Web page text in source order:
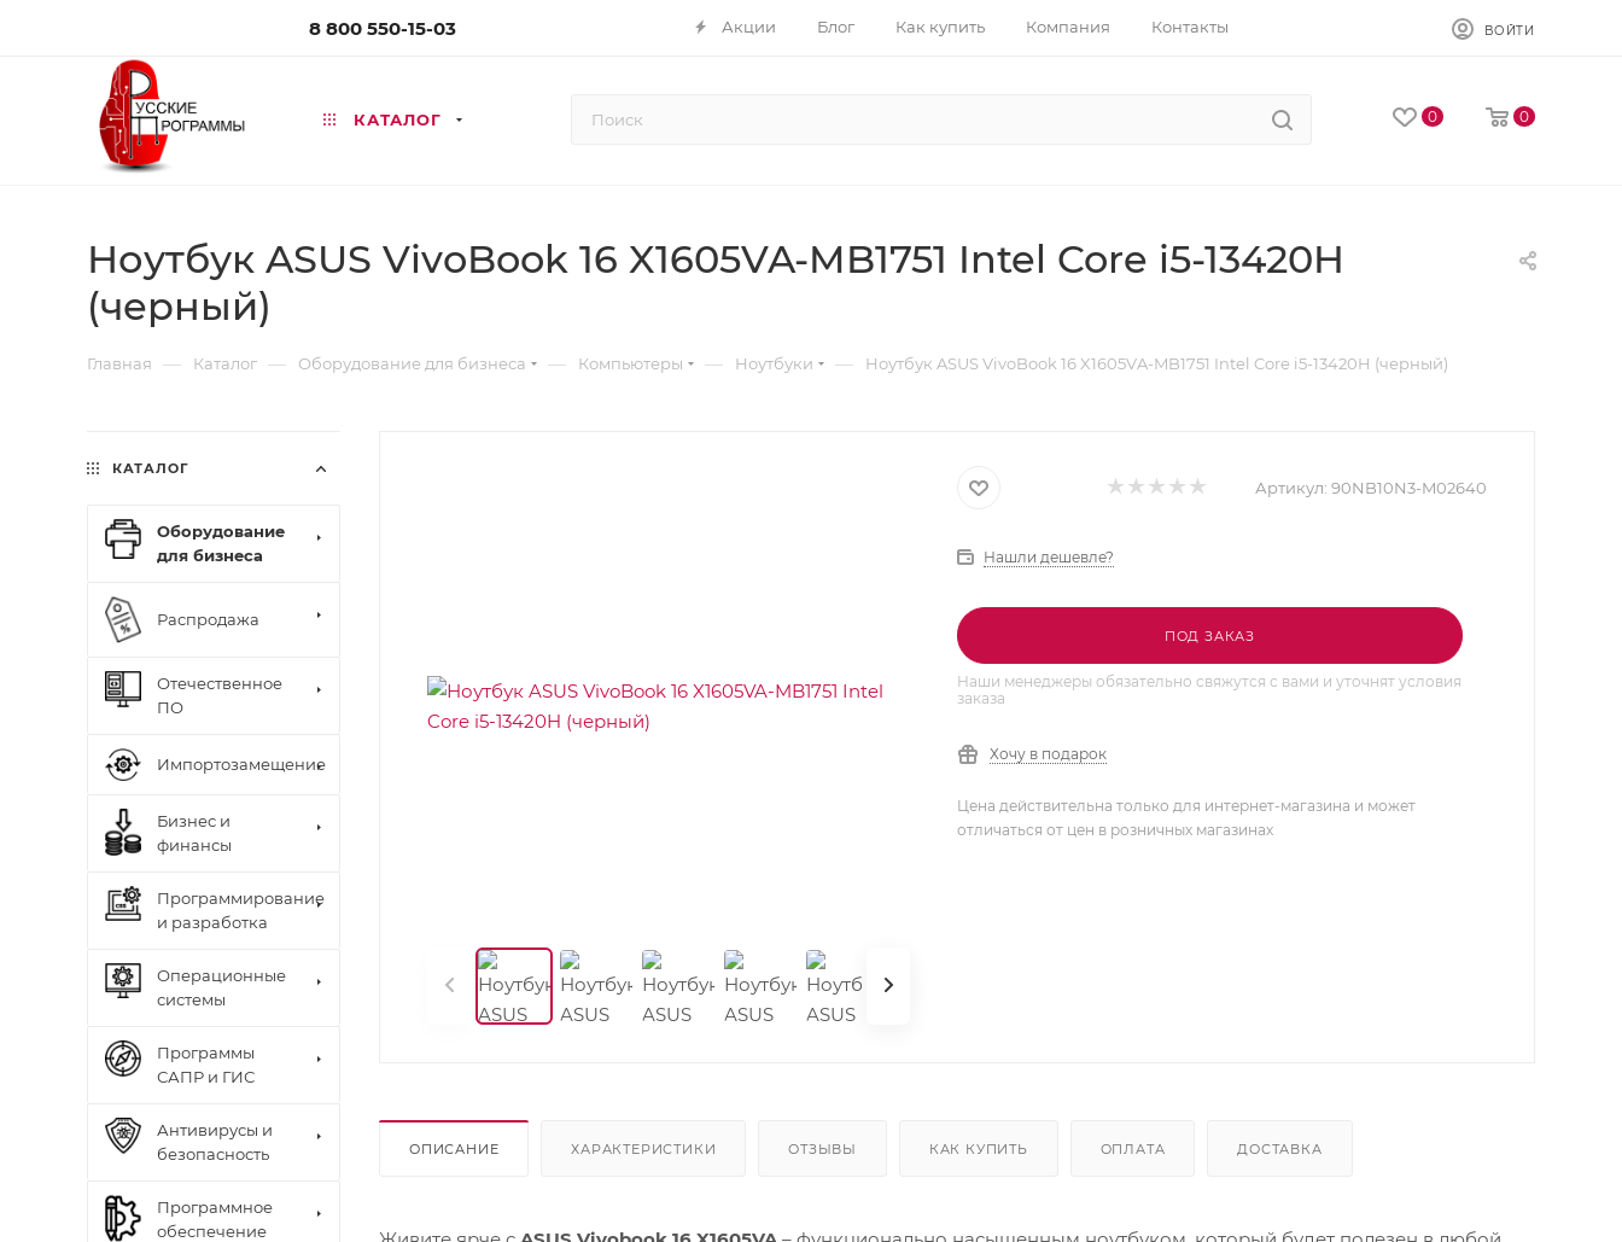
8 800 550-15-03 Акции Блог Как купить Компания Контакты ВОЙТИ
КАТАЛОГ 0 0
Ноутбук ASUS VivoBook 16 X1605VA-MB1751 Intel Core i5-13420H
(черный)
Главная — Каталог — Оборудование для бизнеса — Компьютеры — Ноутбуки — Ноутбук ASUS VivoBook 16 X1605VA-MB1751 Intel Core i5-13420H (черный)
Артикул: 90NB10N3-M02640
Нашли дешевле?
ПОД ЗАКАЗ
Наши менеджеры обязательно свяжутся с вами и уточнят условия
заказа
Хочу в подарок
Цена действительна только для интернет-магазина и может
отличаться от цен в розничных магазинах
ОПИСАНИЕ ХАРАКТЕРИСТИКИ ОТЗЫВЫ КАК КУПИТЬ ОПЛАТА ДОСТАВКА
КАТАЛОГ
Оборудование
для бизнеса
Распродажа
Отечественное
ПО
Импортозамещение
Бизнес и
финансы
Программирование
и разработка
Операционные
системы
Программы
САПР и ГИС
Антивирусы и
безопасность
Программное
обеспечение